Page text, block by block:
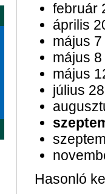
február
április
május 7
május 8
május
július 28
Hasonló